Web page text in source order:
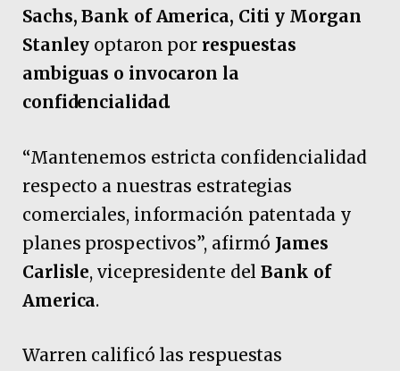
Sachs, Bank of America, Citi y Morgan
Stanley optaron por respuestas
ambiguas o invocaron la
confidencialidad.
“Mantenemos estricta confidencialidad
respecto a nuestras estrategias
comerciales, información patentada y
planes prospectivos”, afirmó James
Carlisle, vicepresidente delBank of
America.
Warren calificó las respuestas